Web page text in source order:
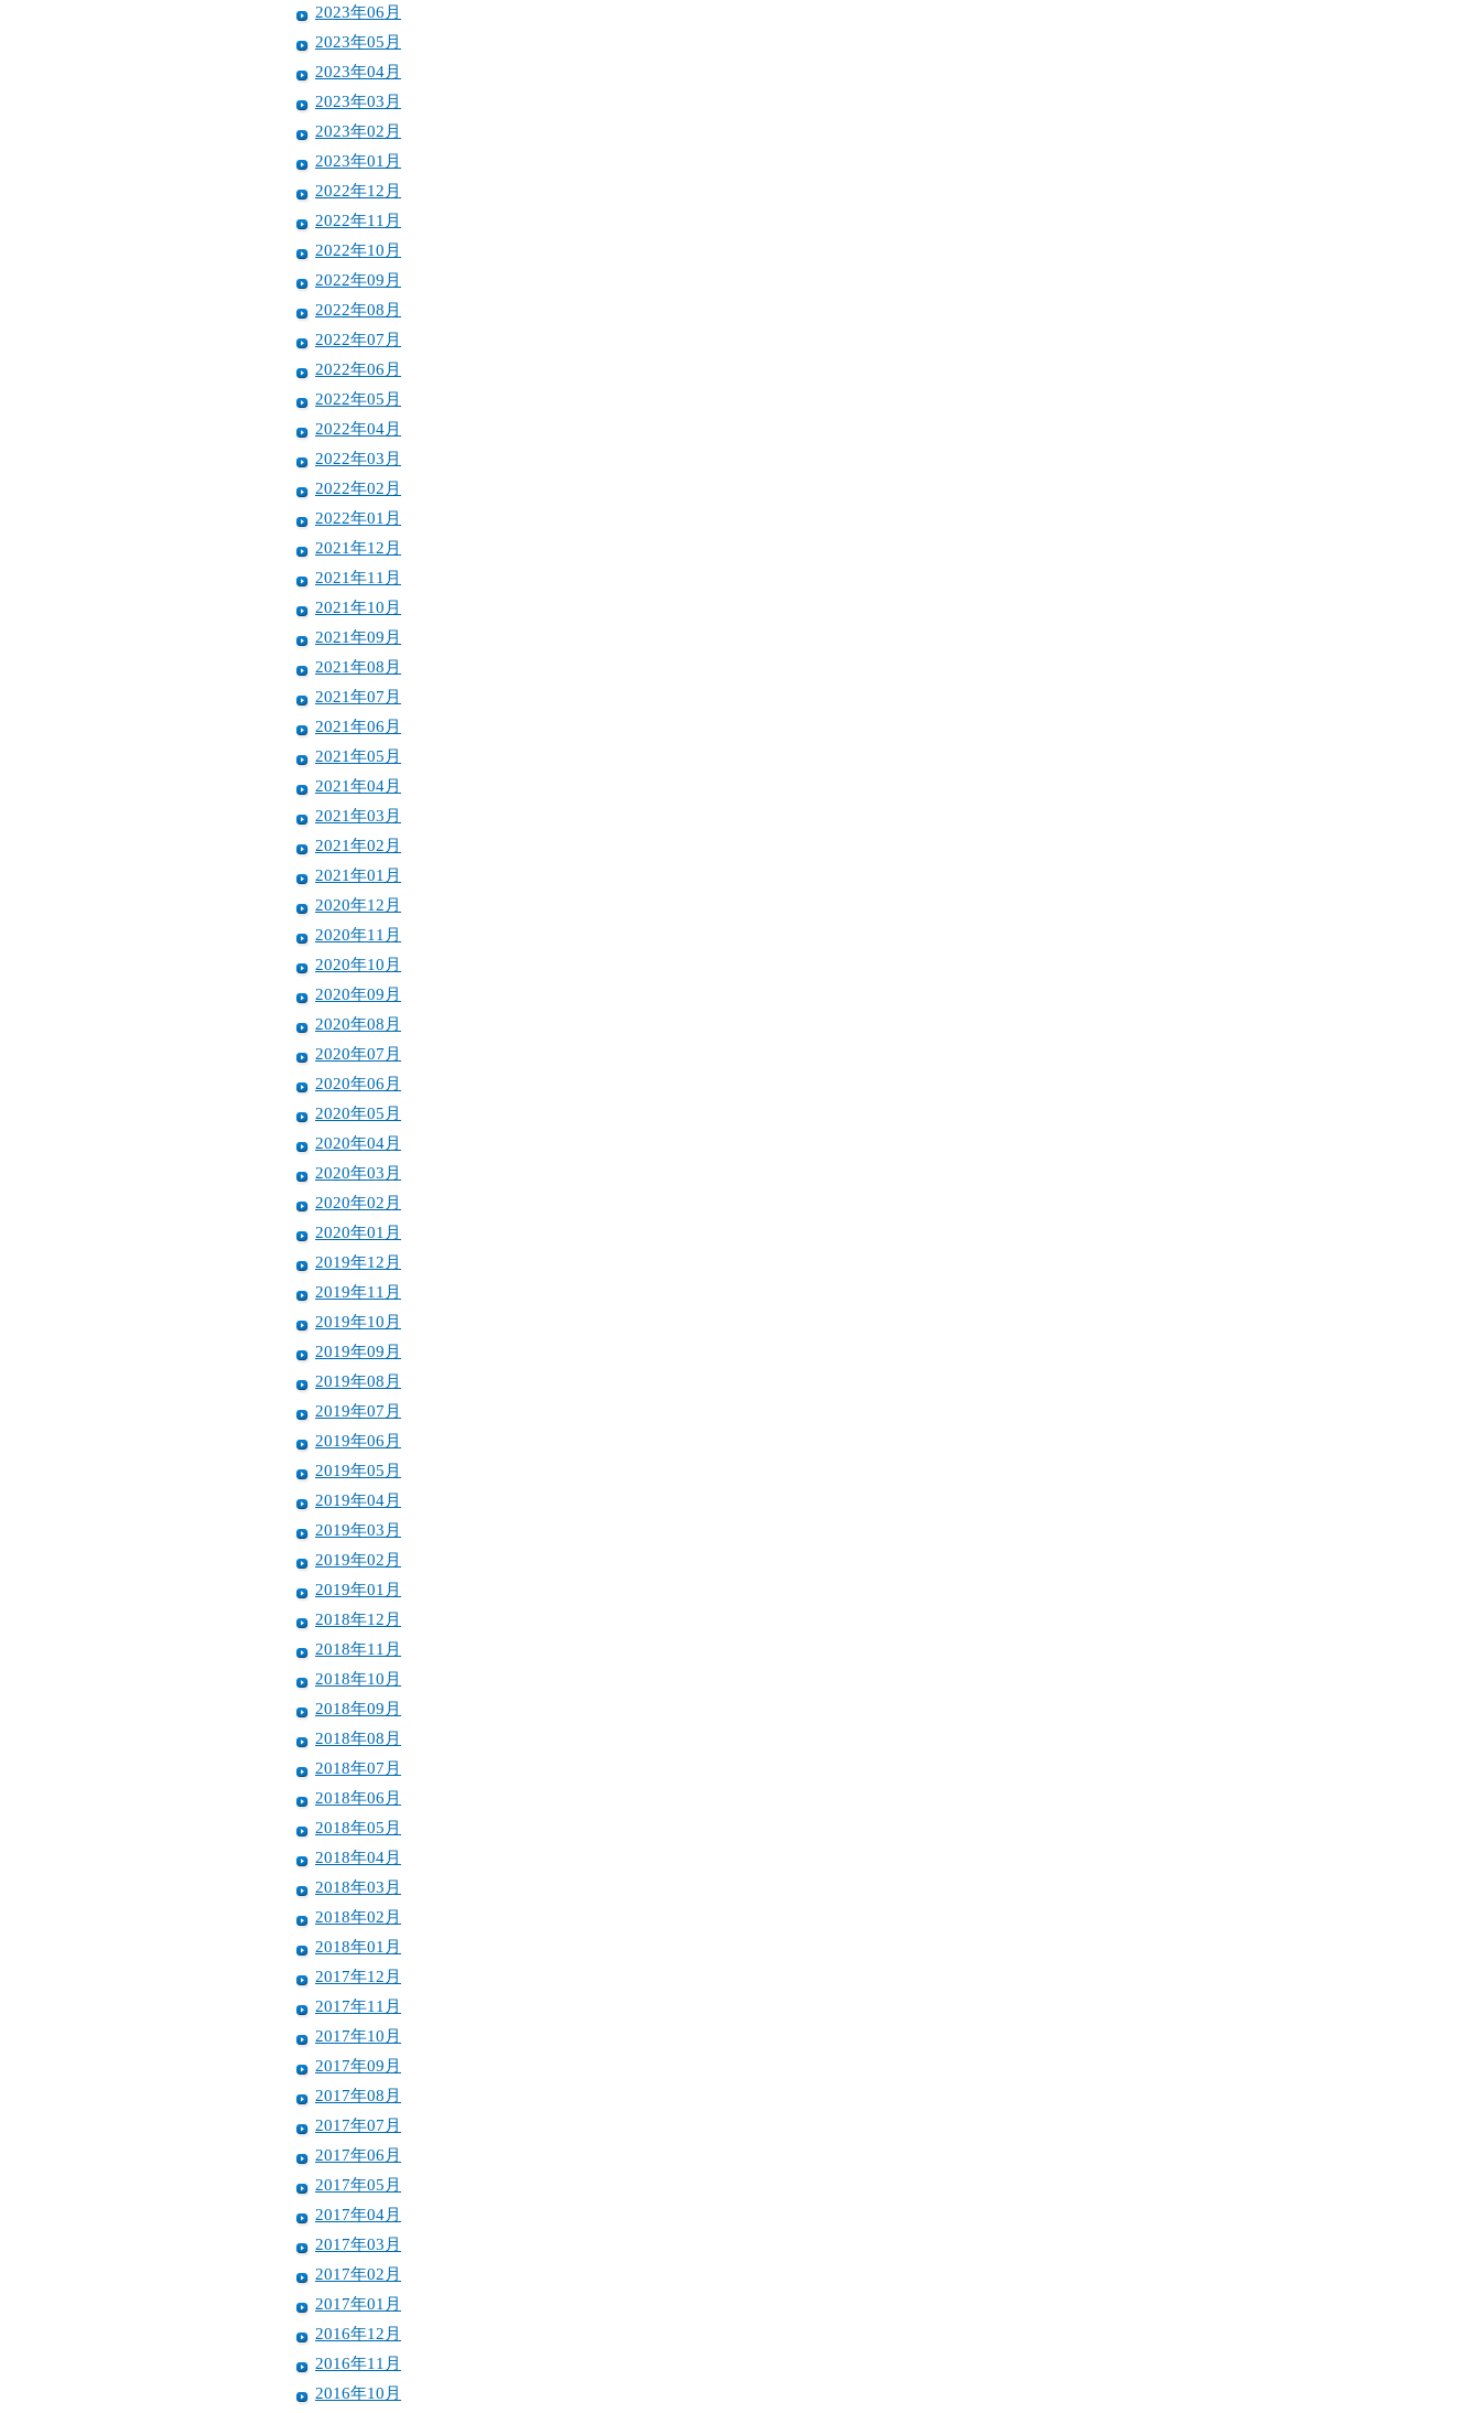
2023年06月
2023年05月
2023年04月
2023年03月
2023年02月
2023年01月
2022年12月
2022年11月
2022年10月
2022年09月
2022年08月
2022年07月
2022年06月
2022年05月
2022年04月
2022年03月
2022年02月
2022年01月
2021年12月
2021年11月
2021年10月
2021年09月
2021年08月
2021年07月
2021年06月
2021年05月
2021年04月
2021年03月
2021年02月
2021年01月
2020年12月
2020年11月
2020年10月
2020年09月
2020年08月
2020年07月
2020年06月
2020年05月
2020年04月
2020年03月
2020年02月
2020年01月
2019年12月
2019年11月
2019年10月
2019年09月
2019年08月
2019年07月
2019年06月
2019年05月
2019年04月
2019年03月
2019年02月
2019年01月
2018年12月
2018年11月
2018年10月
2018年09月
2018年08月
2018年07月
2018年06月
2018年05月
2018年04月
2018年03月
2018年02月
2018年01月
2017年12月
2017年11月
2017年10月
2017年09月
2017年08月
2017年07月
2017年06月
2017年05月
2017年04月
2017年03月
2017年02月
2017年01月
2016年12月
2016年11月
2016年10月